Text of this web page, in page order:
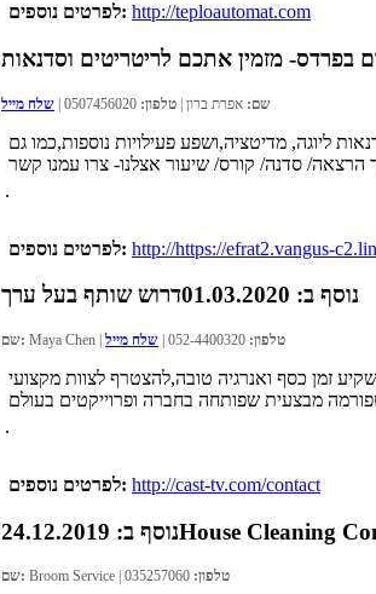
לפרטים נוספים: http://teploautomat.com
בפרדס- מזמין אתכם לריטריטים וסדנאות
שם: אפרת ברון | טלפון: 0507456020 | שלח מייל
ליוגה, מדיטציה,ושפע פעילויות נוספות,כמו גם
לפרטים נוספים: http://https://efrat2.vangus-
נוסף ב: 01.03.2020 דרוש שותף בעל ערך
שם: Maya Chen | טלפון: 052-4400320 | שלח מייל
זמן כסף ואנרגיה טובה,להצטרף לצוות מקצועי
לפרטים נוספים: http://cast-tv.com/contact
נוסף ב: 24.12.2019House Cleaning
שם: Broom Service | טלפון: 035257060